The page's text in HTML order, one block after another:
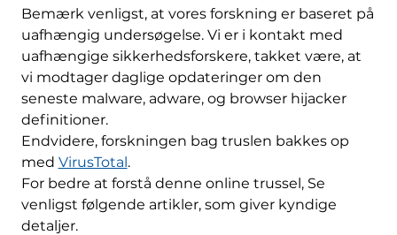
Bemærk venligst, at vores forskning er baseret på
uafhængig undersøgelse. Vi er i kontakt med
uafhængige sikkerhedsforskere, takket være, at
vi modtager daglige opdateringer om den
seneste malware, adware, og browser hijacker
definitioner.
Endvidere, forskningen bag truslen bakkes op
med VirusTotal.
For bedre at forstå denne online trussel, Se
venligst følgende artikler, som giver kyndige
detaljer.